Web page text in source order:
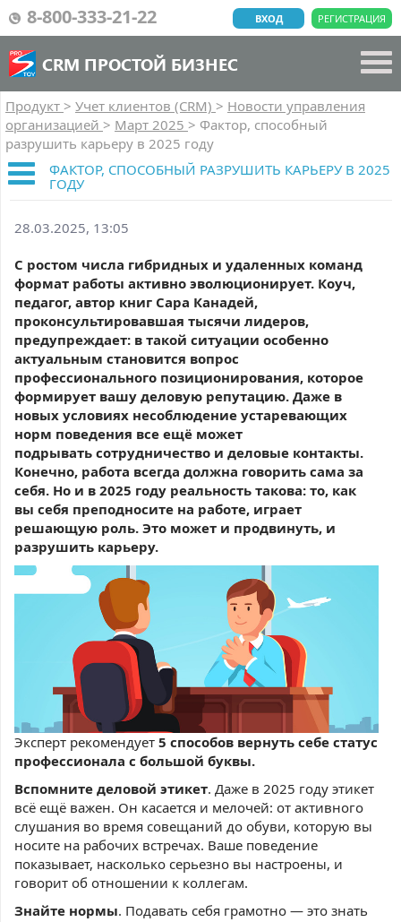
8-800-333-21-22 РЕГИСТРАЦИЯ
ВХОД
CRM ПРОСТОЙ БИЗНЕС
Продукт > Учет клиентов (CRM) > Новости управления
организацией > Март 2025 > Фактор, способный
разрушить карьеру в 2025 году
ФАКТОР, СПОСОБНЫЙ РАЗРУШИТЬ КАРЬЕРУ В 2025
ГОДУ
28.03.2025, 13:05
С ростом числа гибридных и удаленных команд
формат работы активно эволюционирует. Коуч,
педагог, автор книг Сара Канадей,
проконсультировавшая тысячи лидеров,
предупреждает: в такой ситуации особенно
актуальным становится вопрос
профессионального позиционирования, которое
формирует вашу деловую репутацию. Даже в
новых условиях несоблюдение устаревающих
норм поведения все ещё может
подрывать сотрудничество и деловые контакты.
Конечно, работа всегда должна говорить сама за
себя. Но и в 2025 году реальность такова: то, как
вы себя преподносите на работе, играет
решающую роль. Это может и продвинуть, и
разрушить карьеру.
Эксперт рекомендует 5 способов вернуть себе статус
профессионала с большой буквы.
Вспомните деловой этикет. Даже в 2025 году этикет
всё ещё важен. Он касается и мелочей: от активного
слушания во время совещаний до обуви, которую вы
носите на рабочих встречах. Ваше поведение
показывает, насколько серьезно вы настроены, и
говорит об отношении к коллегам.
Знайте нормы. Подавать себя грамотно — это знать